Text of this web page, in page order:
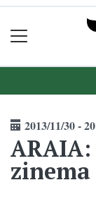
2013/11/30 -